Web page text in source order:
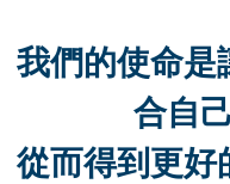
我們的使命是
合自
從而得到更好